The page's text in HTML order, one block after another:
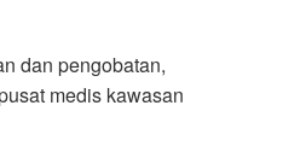
dan pengobatan,
medis kawasan